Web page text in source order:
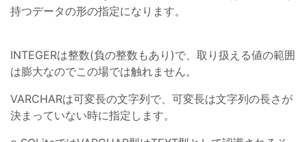
持つデータの形の指定になります。
INTEGERは整数(負の整数もあり)で、取り扱える値の範囲
は膨大なのでこの場では触れません。
VARCHARは可変長の文字列で、可変長は文字列の長さが
決まっていない時に指定します。